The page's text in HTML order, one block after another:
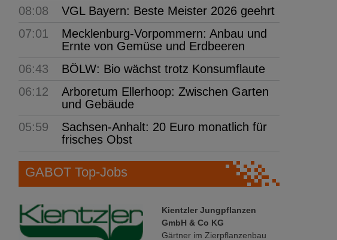
08:08
VGL Bayern: Beste Meister 2026 geehrt
07:01
Mecklenburg-Vorpommern: Anbau und
Ernte von Gemüse und Erdbeeren
06:43
BÖLW: Bio wächst trotz Konsumflaute
06:12
Arboretum Ellerhoop: Zwischen Garten
und Gebäude
05:59
Sachsen-Anhalt: 20 Euro monatlich für
frisches Obst
GABOT Top-Jobs
Kientzler Jungpflanzen
GmbH & Co KG
Gärtner im Zierpflanzenbau